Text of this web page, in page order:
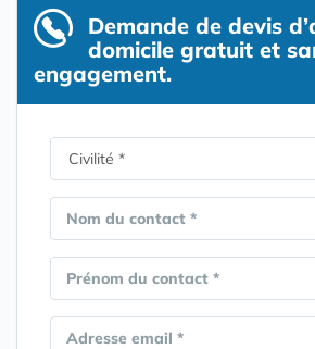
Demande de devis
domicile gratuit et
engagement.
Nom du contact *
Prénom du contact *
Adresse email *